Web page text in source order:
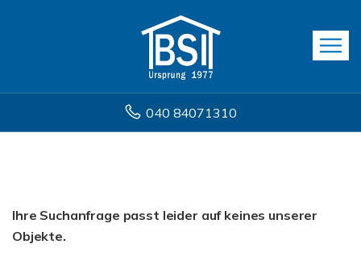
040 84071310
Ihre Suchanfrage passt leider auf keines unserer
Objekte.